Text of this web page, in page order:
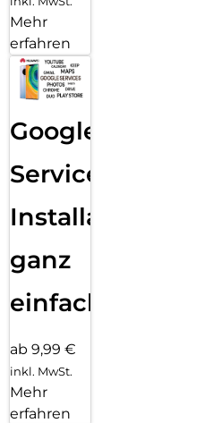
Mehr
erfahren
Google
Services
Installation
ganz
einfach
ab 9,99 €
inkl. MwSt.
Mehr
erfahren